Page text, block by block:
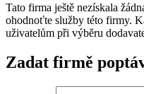
Tato firma ještě nezískala
ohodnoťte služby této firmy.
uživatelům při výběru
Zadat firmě